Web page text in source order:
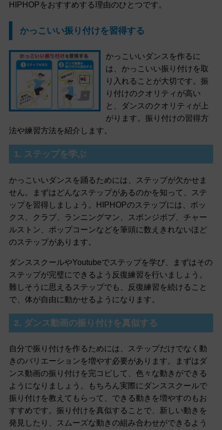
HIPHOPをおすすめする理由のひとつです。
かっこいい振り付けを習得する
かっこいいダンスを作るに
は、かっこいい振り付けを取
り入れることが大切です。振
り付けのクオリティが高い
と、ダンスのクオリティが上
がります。振り付けの習得方
法や練習方法を紹介します。
1. ステップを学ぶ
かっこいいダンスを踊るためには、ステップが欠かせま
せん。まずはどんなステップがあるのかを知って、ステ
ップを習得しましょう。HIPHOPのステップには、ボッ
クス、クラブ、ランニングマン、スポンジボブ、チャー
ルストン、ポップコーンなどを筆頭に数えきれないほど
のステップがあります。
ダンススクールやYoutubeでステップを学び、まずはその
ステップが完璧にできるよう反復練習を行いましょう。
難しそうに思えるステップでも、反復練習を続けること
で、体が自由に動かせるようになります。
2. ダンス動画の振り付けを真似する
自分で振り付けを作るためには、ステップだけでなく動
きのバリエーションを増やす必要があります。まずはダ
ンス動画の振り付けを完コピして、色々な動きができる
ようになりましょう。もちろん実際にダンススクールで
振り付けを教えてもらって、できる動きを増やすのもお
すすめです。振り付けを真似することで、新しい動きを
発見したり、スムーズな動きの組み合わせができるよう